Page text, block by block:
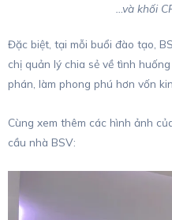
…và khối
Đặc biệt, tại mỗi buổi đào tạo,
chị quản lý chia sẻ về tình
phán, làm phong phú hơn vốn
Cùng xem thêm các hình ảnh
cầu nhà BSV: